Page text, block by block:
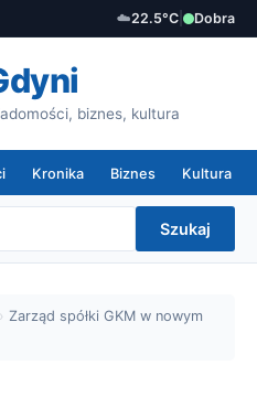
☁️22.5°C Dobra
biznes, kultura
Kronika Biznes Kultura
Szukaj
› Zarząd spółki GKM w nowym